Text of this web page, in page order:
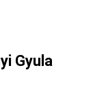
Gyula